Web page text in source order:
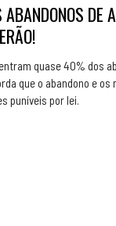
DE
quase 40% dos
que o abandono e
puníveis por lei.